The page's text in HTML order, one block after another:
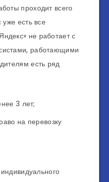
проходит всего
уже есть все
не работает с
работающими
есть ряд
3 лет;
на перевозку